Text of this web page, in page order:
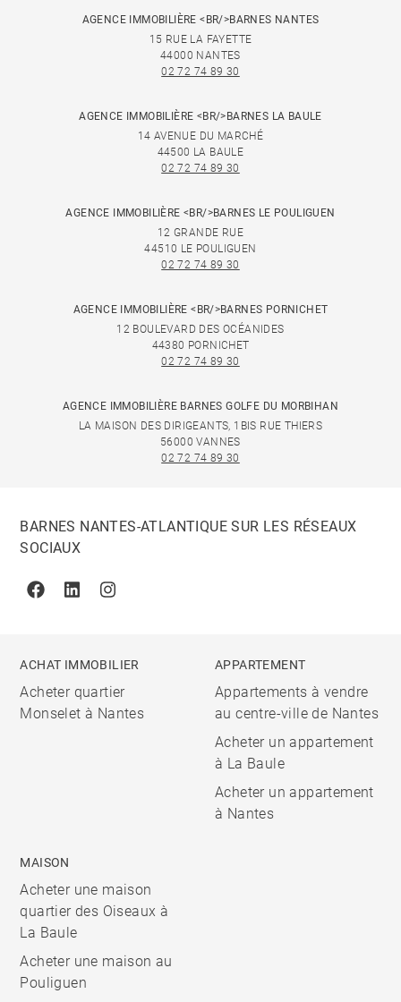
AGENCE IMMOBILIÈRE <BR/>BARNES NANTES
15 RUE LA FAYETTE
44000 NANTES
02 72 74 89 30
AGENCE IMMOBILIÈRE <BR/>BARNES LA BAULE
14 AVENUE DU MARCHÉ
44500 LA BAULE
02 72 74 89 30
AGENCE IMMOBILIÈRE <BR/>BARNES LE POULIGUEN
12 GRANDE RUE
44510 LE POULIGUEN
02 72 74 89 30
AGENCE IMMOBILIÈRE <BR/>BARNES PORNICHET
12 BOULEVARD DES OCÉANIDES
44380 PORNICHET
02 72 74 89 30
AGENCE IMMOBILIÈRE BARNES GOLFE DU MORBIHAN
LA MAISON DES DIRIGEANTS, 1BIS RUE THIERS
56000 VANNES
02 72 74 89 30
BARNES NANTES-ATLANTIQUE SUR LES RÉSEAUX
SOCIAUX
FacebookLinkedinInstagram
ACHAT IMMOBILIER
Acheter quartier
Monselet à Nantes
APPARTEMENT
Appartements à vendre
au centre-ville de Nantes
Acheter un appartement
à La Baule
Acheter un appartement
à Nantes
MAISON
Acheter une maison
quartier des Oiseaux à
La Baule
Acheter une maison au
Pouliguen